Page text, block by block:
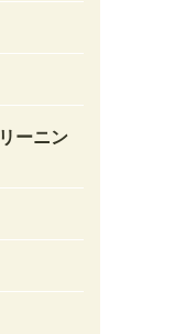
ーニン